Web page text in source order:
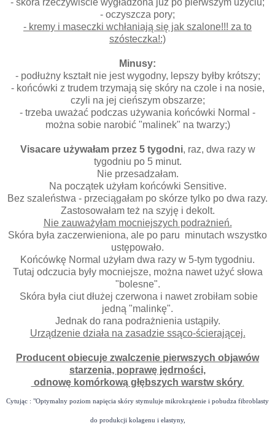
- skóra rzeczywiście wygładzona już po pierwszym użyciu;
- oczyszcza pory;
- kremy i maseczki wchłaniają się jak szalone!!! za to
szósteczka!:)
Minusy:
- podłużny kształt nie jest wygodny, lepszy byłby krótszy;
- końcówki z trudem trzymają się skóry na czole i na nosie,
czyli na jej cieńszym obszarze;
- trzeba uważać podczas używania końcówki Normal -
można sobie narobić "malinek" na twarzy;)
Visacare używałam przez 5 tygodni, raz, dwa razy w
tygodniu po 5 minut.
Nie przesadzałam.
Na początek użyłam końcówki Sensitive.
Bez szaleństwa - przeciągałam po skórze tylko po dwa razy.
Zastosowałam też na szyję i dekolt.
Nie zauważyłam mocniejszych podrażnień.
Skóra była zaczerwieniona, ale po paru minutach wszystko
ustępowało.
Końcówkę Normal użyłam dwa razy w 5-tym tygodniu.
Tutaj odczucia były mocniejsze, można nawet użyć słowa
"bolesne".
Skóra była ciut dłużej czerwona i nawet zrobiłam sobie
jedną "malinkę".
Jednak do rana podrażnienia ustąpiły.
Urządzenie działa na zasadzie ssąco-ścierającej.
Producent obiecuje zwalczenie pierwszych objawów
starzenia, poprawę jędrności,
odnowę komórkową głębszych warstw skóry.
Cytując : "Optymalny poziom napięcia skóry stymuluje mikrokrążenie i pobudza fibroblasty
do produkcji kolagenu i elastyny,